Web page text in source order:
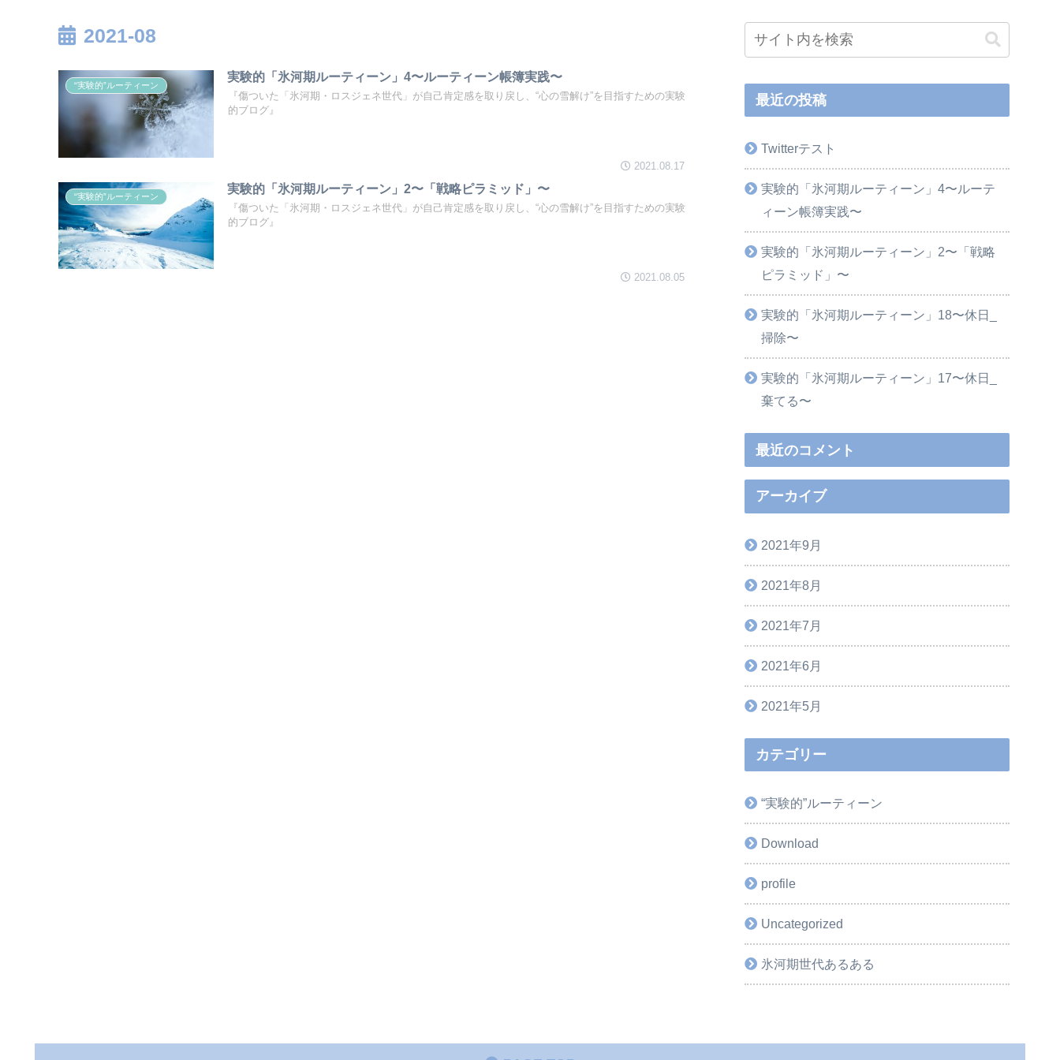
2021-08
“実験的”ルーティーン
実験的「氷河期ルーティーン」4〜ルーティーン帳簿実践〜
『傷ついた「氷河期・ロスジェネ世代」が自己肯定感を取り戻し、“心の雪解け”を目指すための実験
的ブログ』
2021.08.17
“実験的”ルーティーン
実験的「氷河期ルーティーン」2〜「戦略ピラミッド」〜
『傷ついた「氷河期・ロスジェネ世代」が自己肯定感を取り戻し、“心の雪解け”を目指すための実験
的ブログ』
2021.08.05
最近の投稿
Twitterテスト
実験的「氷河期ルーティーン」4〜ルーテ
ィーン帳簿実践〜
実験的「氷河期ルーティーン」2〜「戦略
ピラミッド」〜
実験的「氷河期ルーティーン」18〜休日_
掃除〜
実験的「氷河期ルーティーン」17〜休日_
棄てる〜
最近のコメント
アーカイブ
2021年9月
2021年8月
2021年7月
2021年6月
2021年5月
カテゴリー
“実験的”ルーティーン
Download
profile
Uncategorized
氷河期世代あるある